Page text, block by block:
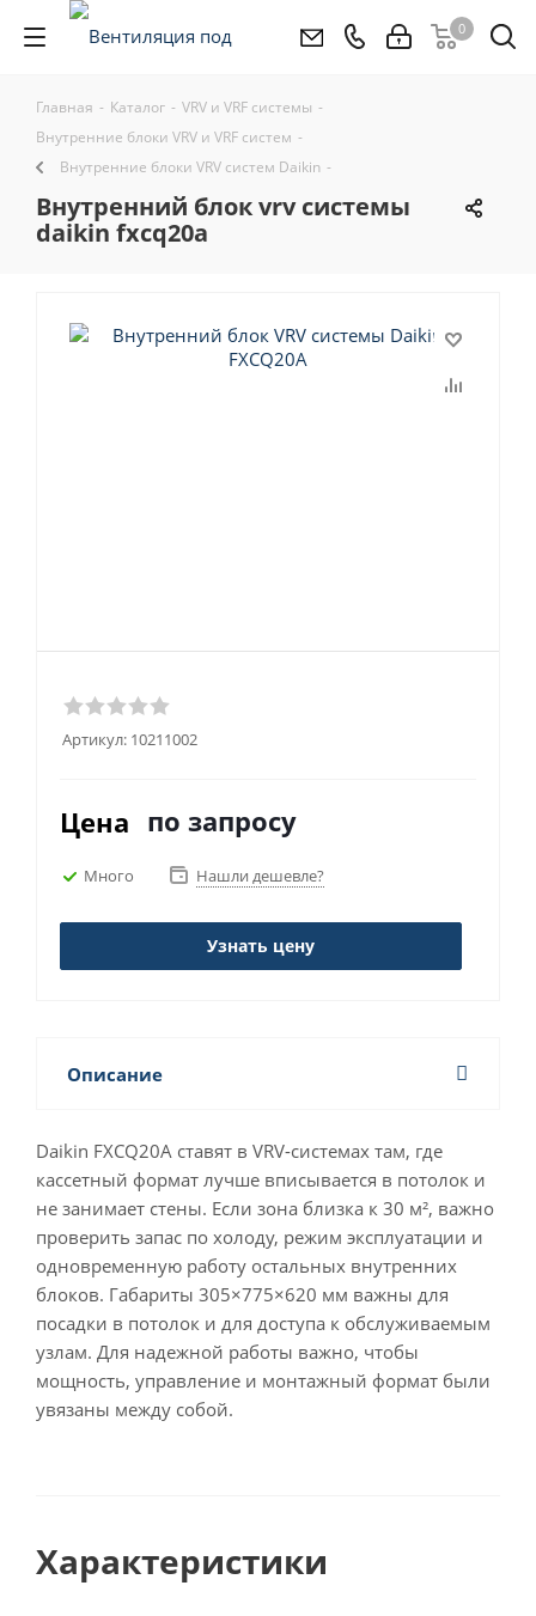
0
Главная - Каталог - VRV и VRF системы -
Внутренние блоки VRV и VRF систем -
Внутренние блоки VRV систем Daikin -
внутренний блок vrv системы
daikin fxcq20a
Артикул: 10211002
Цена по запросу
Много Нашли дешевле?
Узнать цену
Описание
Daikin FXCQ20A ставят в VRV-системах там, где
кассетный формат лучше вписывается в потолок и
не занимает стены. Если зона близка к 30 м², важно
проверить запас по холоду, режим эксплуатации и
одновременную работу остальных внутренних
блоков. Габариты 305×775×620 мм важны для
посадки в потолок и для доступа к обслуживаемым
узлам. Для надежной работы важно, чтобы
мощность, управление и монтажный формат были
увязаны между собой.
Характеристики